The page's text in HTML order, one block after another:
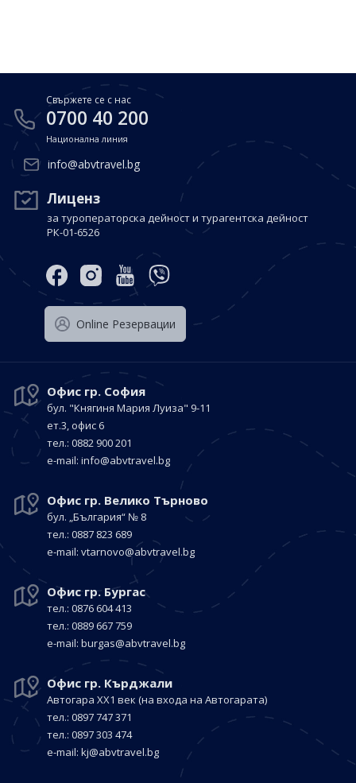
Почивки в Италия
Почивки в Доминиканска република
Почивки в Дубай
Почивка в Мексико
Политика за поверителност
Контакти
Вход за агенти
Свържете се с нас
0700 40 200
Свържете се с нас
0700 40 200
Национална линия
info@abvtravel.bg
Лиценз
за туроператорска дейност и турагентска дейност
РК-01-6526
Оnline Резервации
Офис гр. София
бул. "Княгиня Мария Луиза" 9-11
ет.3, офис 6
тел.: 0882 900 201
е-mail: info@abvtravel.bg
Офис гр. Велико Търново
бул. „България“ № 8
тел.: 0887 823 689
е-mail: vtarnovo@abvtravel.bg
Офис гр. Бургас
тел.: 0876 604 413
тел.: 0889 667 759
е-mail: burgas@abvtravel.bg
Офис гр. Кърджали
Автогара ХХ1 век (на входа на Автогарата)
тел.: 0897 747 371
тел.: 0897 303 474
е-mail: kj@abvtravel.bg